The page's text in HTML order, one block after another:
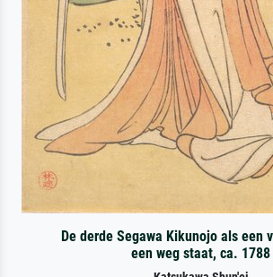
De derde Segawa Kikunojo als een
een weg staat, ca. 1788